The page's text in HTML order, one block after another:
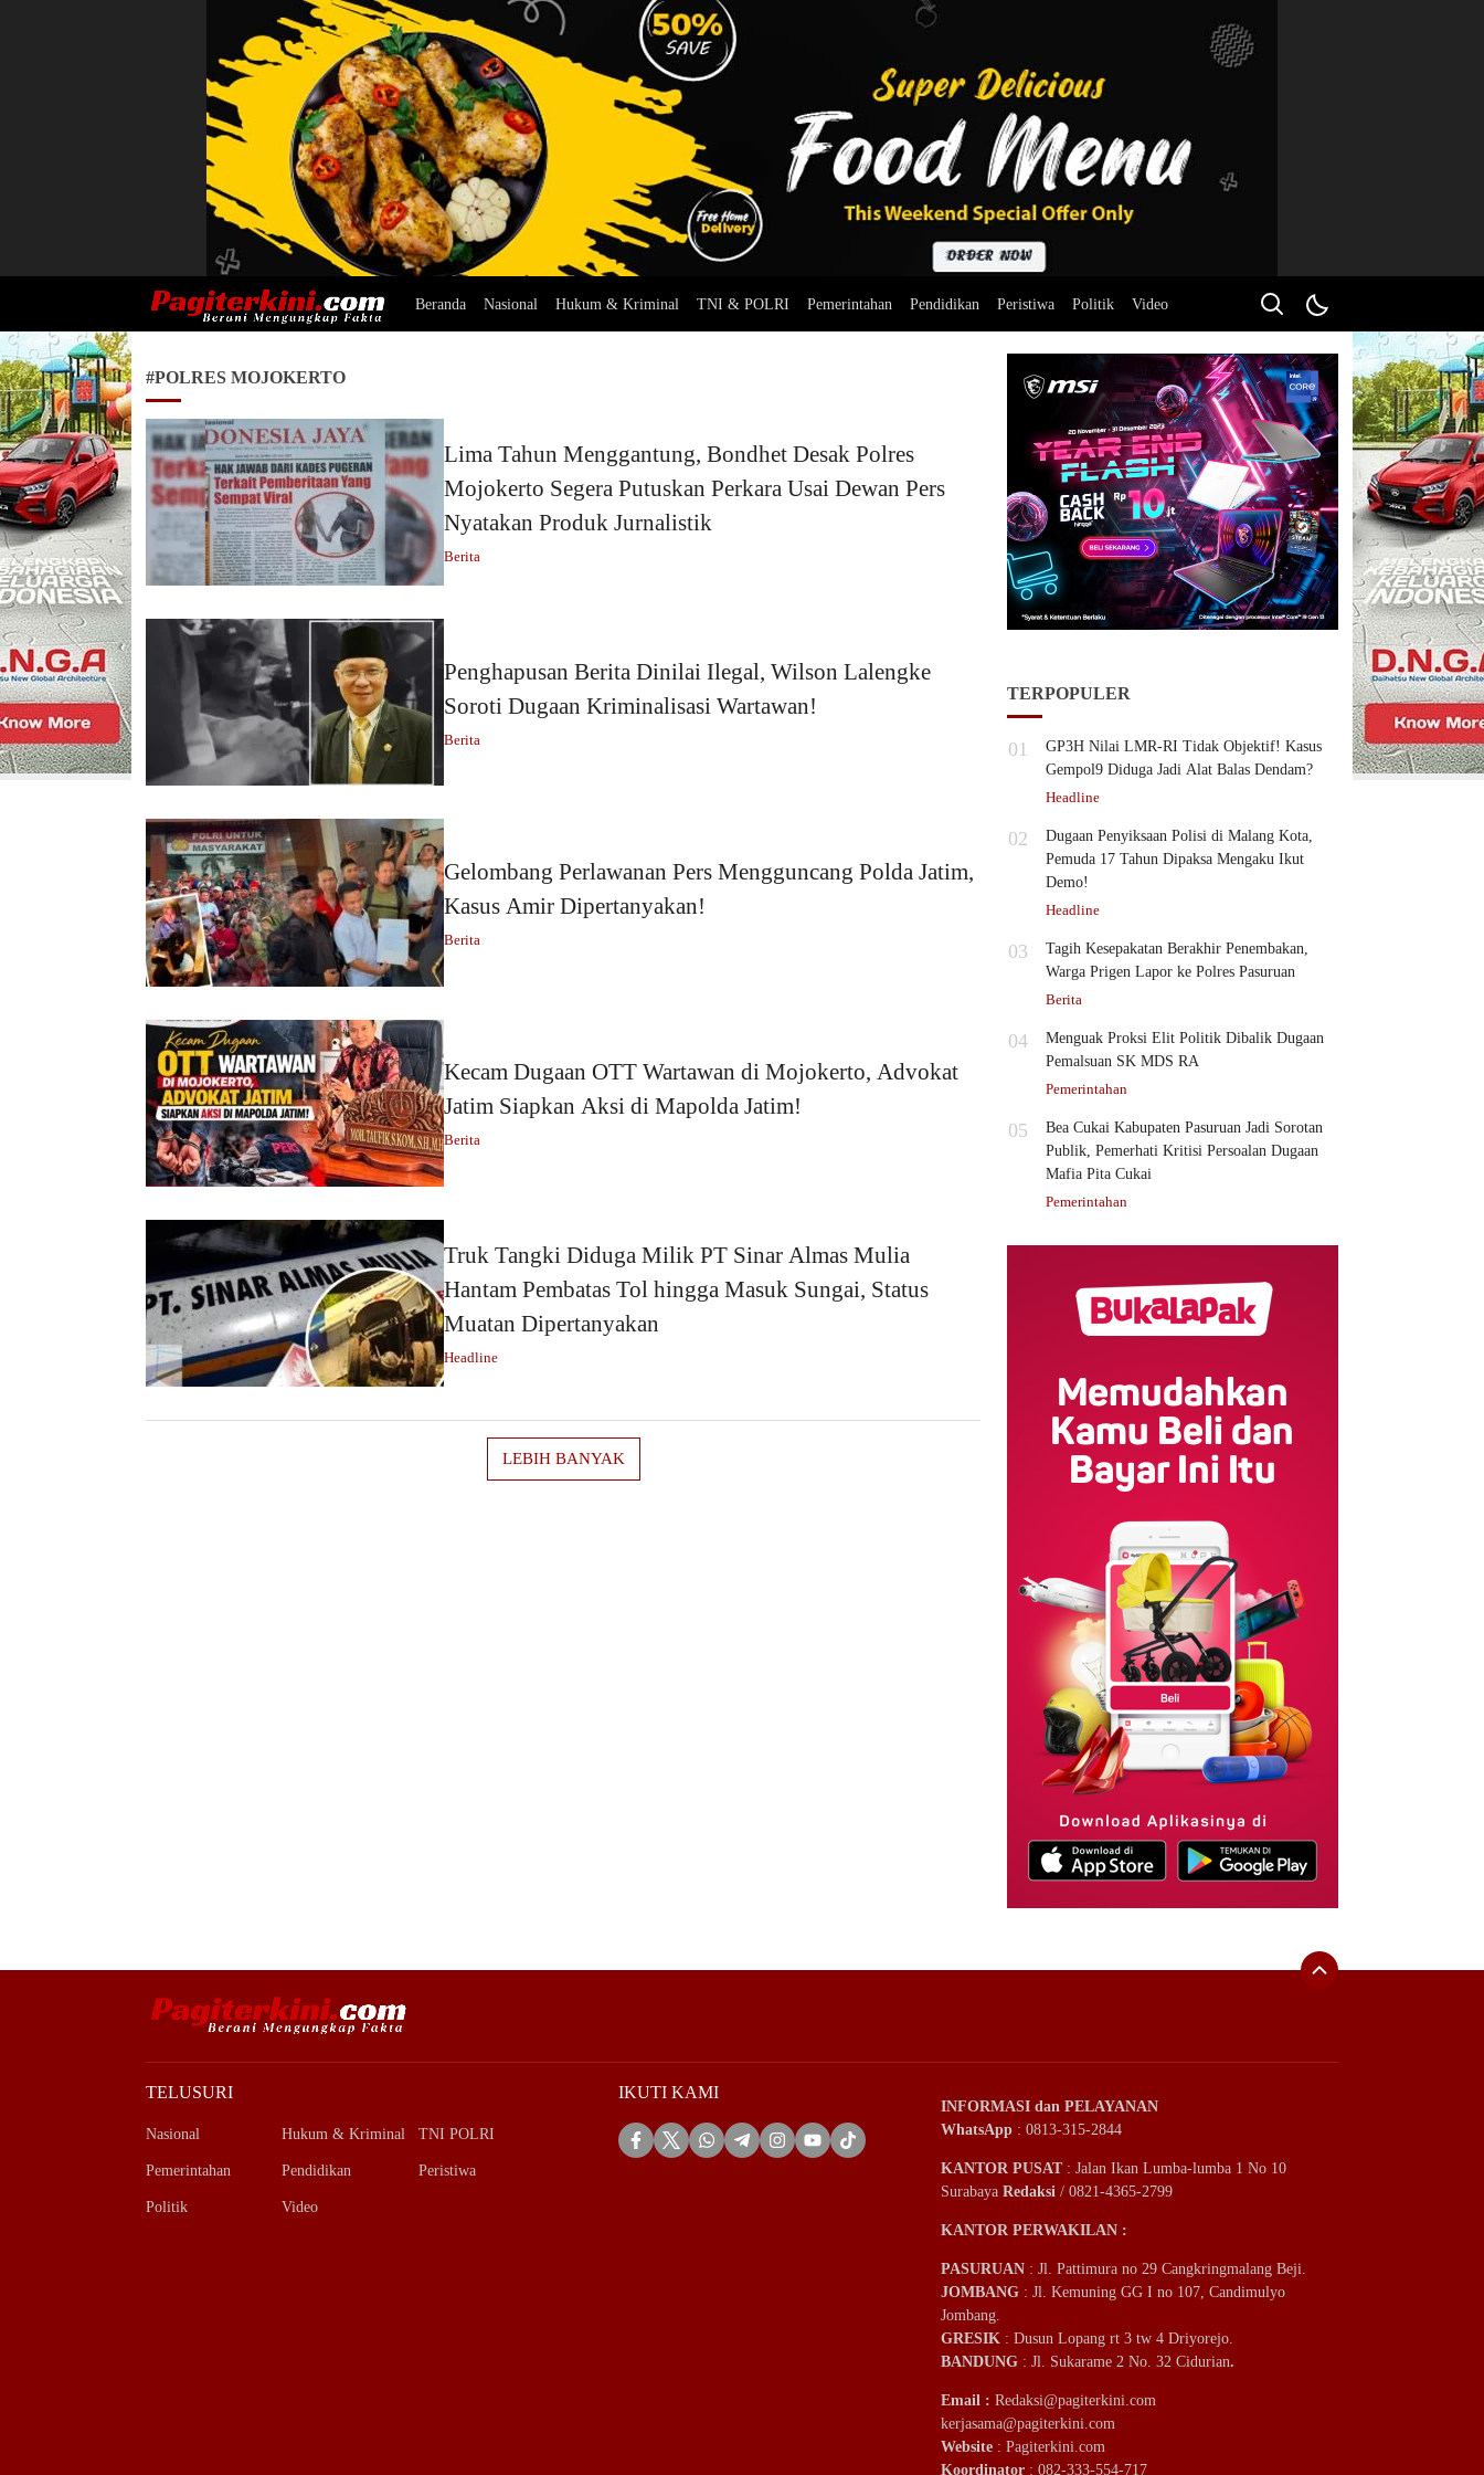
Beranda Nasional Hukum & Kriminal TNI & POLRI Pemerintahan Pendidikan Peristiwa Politik Video
#POLRES MOJOKERTO
Lima Tahun Menggantung, Bondhet Desak Polres
Mojokerto Segera Putuskan Perkara Usai Dewan Pers
Nyatakan Produk Jurnalistik
Berita
Penghapusan Berita Dinilai Ilegal, Wilson Lalengke
Soroti Dugaan Kriminalisasi Wartawan!
Berita
Gelombang Perlawanan Pers Mengguncang Polda Jatim,
Kasus Amir Dipertanyakan!
Berita
Kecam Dugaan OTT Wartawan di Mojokerto, Advokat
Jatim Siapkan Aksi di Mapolda Jatim!
Berita
Truk Tangki Diduga Milik PT Sinar Almas Mulia
Hantam Pembatas Tol hingga Masuk Sungai, Status
Muatan Dipertanyakan
Headline
LEBIH BANYAK
TERPOPULER
01
GP3H Nilai LMR-RI Tidak Objektif! Kasus
Gempol9 Diduga Jadi Alat Balas Dendam?
Headline
02
Dugaan Penyiksaan Polisi di Malang Kota,
Pemuda 17 Tahun Dipaksa Mengaku Ikut
Demo!
Headline
03
Tagih Kesepakatan Berakhir Penembakan,
Warga Prigen Lapor ke Polres Pasuruan
Berita
04
Menguak Proksi Elit Politik Dibalik Dugaan
Pemalsuan SK MDS RA
Pemerintahan
05
Bea Cukai Kabupaten Pasuruan Jadi Sorotan
Publik, Pemerhati Kritisi Persoalan Dugaan
Mafia Pita Cukai
Pemerintahan
TELUSURI
Nasional Hukum & Kriminal TNI POLRI
Pemerintahan Pendidikan Peristiwa
Politik Video
IKUTI KAMI
INFORMASI dan PELAYANAN
WhatsApp : 0813-315-2844
KANTOR PUSAT: Jalan Ikan Lumba-lumba 1 No 10
Surabaya Redaksi / 0821-4365-2799
KANTOR PERWAKILAN :
PASURUAN : Jl. Pattimura no 29 Cangkringmalang Beji.
JOMBANG : Jl. Kemuning GG I no 107, Candimulyo
Jombang.
GRESIK : Dusun Lopang rt 3 tw 4 Driyorejo.
BANDUNG : Jl. Sukarame 2 No. 32 Cidurian.
Email : Redaksi@pagiterkini.com
kerjasama@pagiterkini.com
Website : Pagiterkini.com
Koordinator : 082-333-554-717